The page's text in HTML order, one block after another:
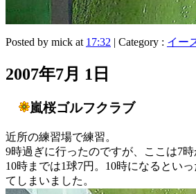
Posted by mick at 17:32 | Category : イー
2007年7月 1日
嵐桜ゴルフクラブ
近所の練習場で練習。
9時過ぎに行ったのですが、ここは7
10時までは1球7円。10時になるとい
てしまいました。